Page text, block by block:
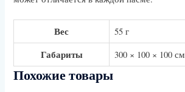
Вес 55 г
Габариты 300 × 100 × 100 см
Похожие товары